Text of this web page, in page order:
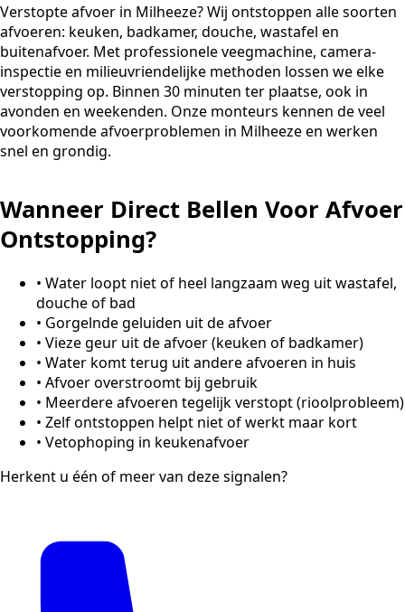
Verstopte afvoer in Milheeze? Wij ontstoppen alle soorten
afvoeren: keuken, badkamer, douche, wastafel en
buitenafvoer. Met professionele veegmachine, camera-
inspectie en milieuvriendelijke methoden lossen we elke
verstopping op. Binnen 30 minuten ter plaatse, ook in
avonden en weekenden. Onze monteurs kennen de veel
voorkomende afvoerproblemen in Milheeze en werken
snel en grondig.
Wanneer Direct Bellen Voor Afvoer
Ontstopping?
• Water loopt niet of heel langzaam weg uit wastafel,
douche of bad
• Gorgelnde geluiden uit de afvoer
• Vieze geur uit de afvoer (keuken of badkamer)
• Water komt terug uit andere afvoeren in huis
• Afvoer overstroomt bij gebruik
• Meerdere afvoeren tegelijk verstopt (rioolprobleem)
• Zelf ontstoppen helpt niet of werkt maar kort
• Vetophoping in keukenafvoer
Herkent u één of meer van deze signalen?